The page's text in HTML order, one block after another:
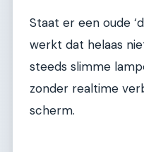
Staat er een oude
werkt dat helaas
steeds slimme
zonder realtime
scherm.